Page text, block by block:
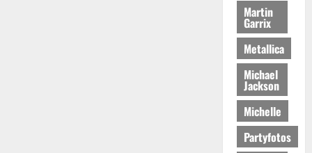
Martin
Garrix
Metallica
Michael
Jackson
Michelle
Partyfotos